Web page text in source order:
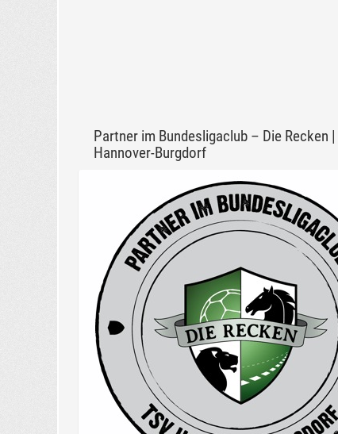
Partner im Bundesligaclub – Die Recken |
Hannover-Burgdorf